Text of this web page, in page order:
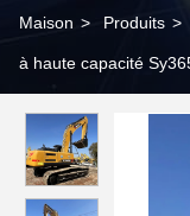
Maison > Produits >
à haute capacité